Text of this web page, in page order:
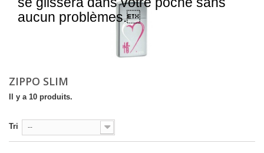
aucun problèmes.
ZIPPO SLIM
Il y a 10 produits.
Tri --